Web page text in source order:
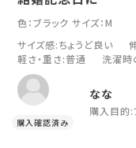
色：ブラック サイズ：M
サイズ感:ちょうど良い
軽さ・重さ:普通 洗濯時
なな
購入目的: